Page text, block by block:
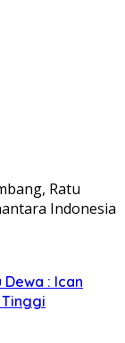
Ratu
Indonesia
: Ican